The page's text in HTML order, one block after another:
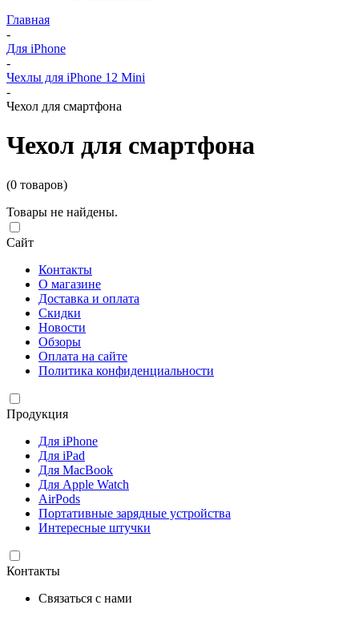
Главная
-
Для iPhone
-
Чехлы для iPhone 12 Mini
-
Чехол для смартфона
Чехол для смартфона
(0 товаров)
Товары не найдены.
Сайт
Контакты
О магазине
Доставка и оплата
Скидки
Новости
Обзоры
Оплата на сайте
Политика конфиденциальности
Продукция
Для iPhone
Для iPad
Для MacBook
Для Apple Watch
AirPods
Портативные зарядные устройства
Интересные штучки
Контакты
Связаться с нами